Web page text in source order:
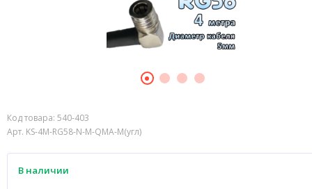
Код товара: 540-403
Арт. KS-4M-RG58-N-M-QMA-M(угл)
В наличии